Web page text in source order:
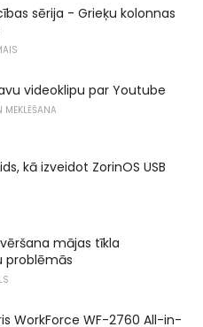
sērija - Grieķu kolonnas
videoklipu par Youtube
MEKLĒŠANA
kā izveidot ZorinOS USB
mājas tīkla
problēmās
WorkForce WF-2760 All-in-